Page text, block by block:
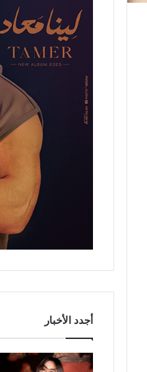
أجدد الأخبار